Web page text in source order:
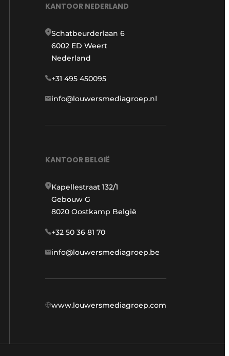
KANTOOR NEDERLAND
Schatbeurderlaan 6
6002 ED Weert
Nederland
+31 495 450095
info@louwersmediagroep.nl
KANTOOR BELGIË
Kapellestraat 132/1
Gebouw G
8020 Oostkamp België
+32 50 36 81 70
info@louwersmediagroep.be
www.louwersmediagroep.com